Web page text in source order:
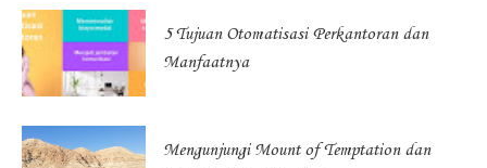
5 Tujuan Otomatisasi Perkantoran dan
Manfaatnya
Mengunjungi Mount of Temptation dan